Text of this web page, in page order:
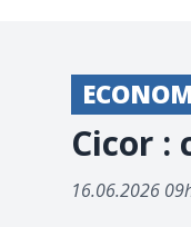
Cicor :
16.06.2026